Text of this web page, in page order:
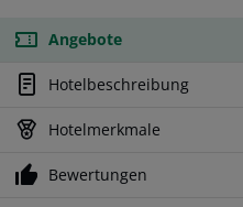
Angebote
Hotelbeschreibung
Hotelmerkmale
Bewertungen